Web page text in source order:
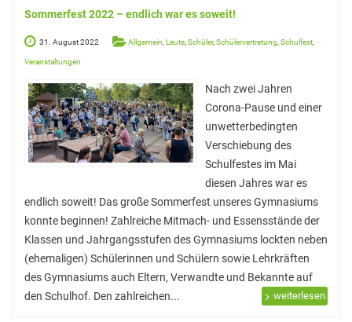
Schule digital
Unterricht
Fächer
Unterrichtszeiten
Materiallisten
Lernstand 8
Individuelle Förderung
Hausaufgabenbetreuung und Förderung am
Sommerfest 2022 – endlich war es soweit!
31. August 2022 Allgemein Leute Schüler,Schülervertretung Schulfest
Veranstaltungen
Nach zwei Jahren
Corona-Pause und einer
unwetterbedingten
Verschiebung des
Schulfestes im Mai
diesen Jahres war es
endlich soweit! Das große Sommerfest unseres Gymnasiums
konnte beginnen! Zahlreiche Mitmach- und Essensstände der
Klassen und Jahrgangsstufen des Gymnasiums lockten neben
(ehemaligen) Schülerinnen und Schülern sowie Lehrkräften
des Gymnasiums auch Eltern, Verwandte und Bekannte auf
den Schulhof. Den zahlreichen...
weiterlesen